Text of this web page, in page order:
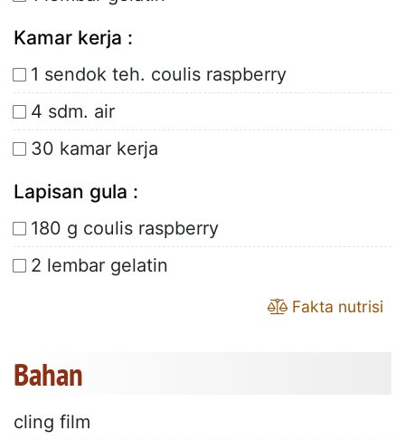
Kamar kerja :
1 sendok teh. coulis raspberry
4 sdm. air
30 kamar kerja
Lapisan gula :
180 g coulis raspberry
2 lembar gelatin
Fakta nutrisi
Bahan
cling film